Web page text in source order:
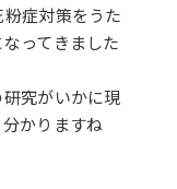
症対策をうた
ってきました
究がいかに現
かりますね